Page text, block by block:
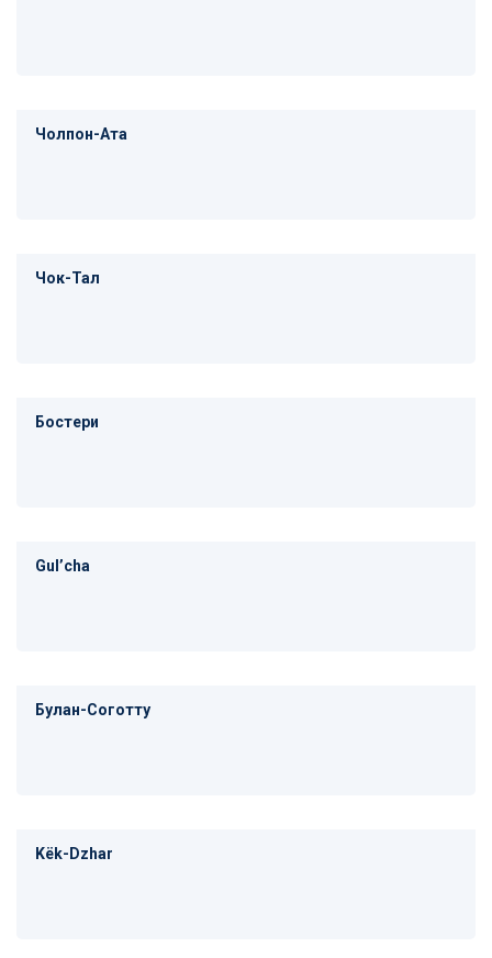
Чолпон-Ата
Чок-Тал
Бостери
Gulʼcha
Булан-Соготту
Këk-Dzhar